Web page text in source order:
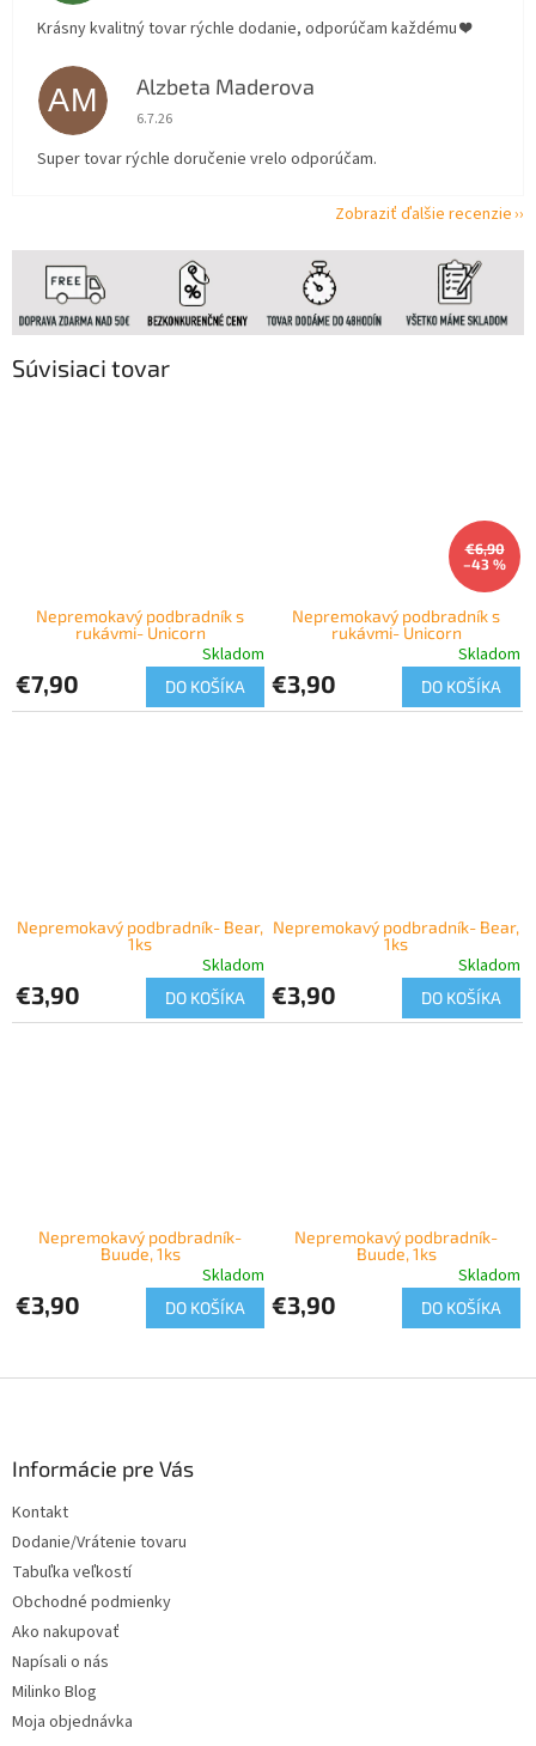
Súvisiaci tovar
Nepremokavý podbradník s
rukávmi- Unicorn
Skladom
€7,90 DO KOŠÍKA
€6,90
–43 %
Nepremokavý podbradník s
rukávmi- Unicorn
Skladom
€3,90 DO KOŠÍKA
Nepremokavý podbradník- Bear,
1ks
Skladom
€3,90 DO KOŠÍKA
Nepremokavý podbradník- Bear,
1ks
Skladom
€3,90 DO KOŠÍKA
Nepremokavý podbradník-
Buude, 1ks
Skladom
€3,90 DO KOŠÍKA
Nepremokavý podbradník-
Buude, 1ks
Skladom
€3,90 DO KOŠÍKA
Krásny kvalitný tovar rýchle dodanie, odporúčam každému ❤️
AM Alzbeta Maderova
Hodnotenie obchodu je 5 z 5 hviezdičiek.
6.7.26
Super tovar rýchle doručenie vrelo odporúčam.
Zobraziť ďalšie recenzie
Informácie pre Vás
Kontakt
Dodanie/Vrátenie tovaru
Tabuľka veľkostí
Obchodné podmienky
Ako nakupovať
Napísali o nás
Milinko Blog
Moja objednávka